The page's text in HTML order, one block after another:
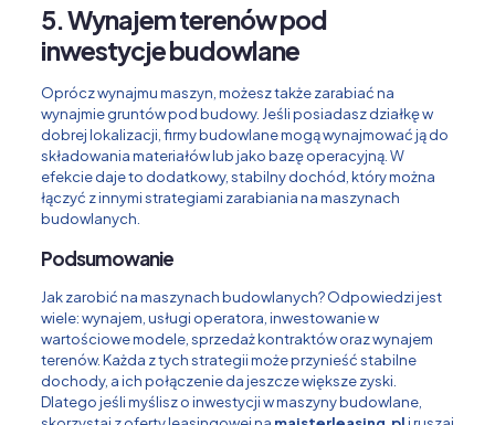
5. Wynajem terenów pod
inwestycje budowlane
Oprócz wynajmu maszyn, możesz także zarabiać na
wynajmie gruntów pod budowy. Jeśli posiadasz działkę w
dobrej lokalizacji, firmy budowlane mogą wynajmować ją do
składowania materiałów lub jako bazę operacyjną. W
efekcie daje to dodatkowy, stabilny dochód, który można
łączyć z innymi strategiami zarabiania na maszynach
budowlanych.
Podsumowanie
Jak zarobić na maszynach budowlanych? Odpowiedzi jest
wiele: wynajem, usługi operatora, inwestowanie w
wartościowe modele, sprzedaż kontraktów oraz wynajem
terenów. Każda z tych strategii może przynieść stabilne
dochody, a ich połączenie da jeszcze większe zyski.
Dlatego jeśli myślisz o inwestycji w maszyny budowlane,